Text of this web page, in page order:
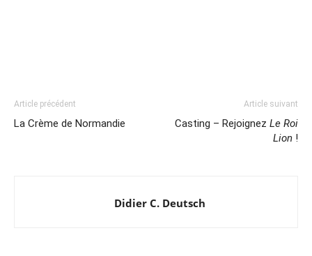
Article précédent
La Crème de Normandie
Article suivant
Casting – Rejoignez Le Roi
Lion !
Didier C. Deutsch